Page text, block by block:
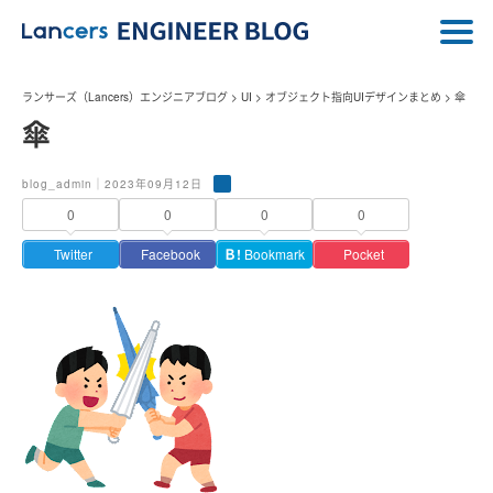
ランサーズ（Lancers）エンジニアブログ > UI > オブジェクト指向UIデザインまとめ > 傘
傘
blog_admin｜2023年09月12日
0
Twitter
0
Facebook
0
Ｂ! Bookmark
0
Pocket